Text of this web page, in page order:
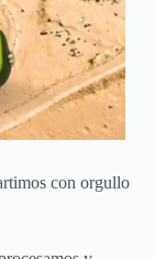
con orgullo